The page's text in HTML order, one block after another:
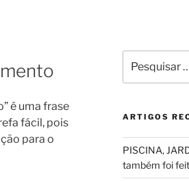
é uma frase
fácil, pois
para o
por:
ARTIGOS
PISCINA,
também foi